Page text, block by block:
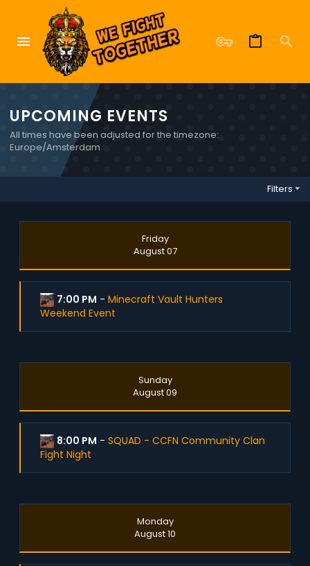
UPCOMING EVENTS
All times have been adjusted for the timezone:
Europe/Amsterdam
Filters
Friday
August 07
7:00 PM - Minecraft Vault Hunters
Weekend Event
Sunday
August 09
8:00 PM - SQUAD - CCFN Community Clan
Fight Night
Monday
August 10